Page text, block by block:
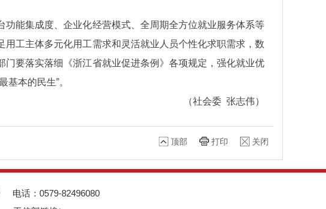
能集成度、企业化经营模式、全周期全方位就业服务体系等
工主体多元化用工需求和灵活就业人员个性化求职需求，数
要落实落细《浙江省就业促进条例》各项规定，强化就业优
本的民生”。
（社会委 张志伟）
顶部 打印 关闭
电话：0579-82496080